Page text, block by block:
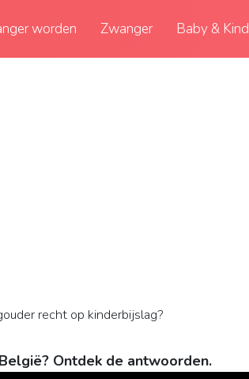
worden Zwanger Baby & Kind
recht op kinderbijslag?
Ontdek de antwoorden.